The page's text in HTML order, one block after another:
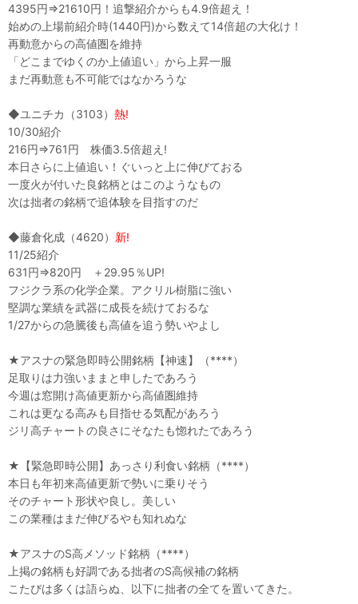
4395円⇒21610円！追撃紹介からも4.9倍超え！
始めの上場前紹介時(1440円)から数えて14倍超の大化け！
再動意からの高値圏を維持
「どこまでゆくのか上値追い」から上昇一服
まだ再動意も不可能ではなかろうな
◆ユニチカ（3103） 熱!
10/30紹介
216円⇒761円 株価3.5倍超え!
本日さらに上値追い！ぐいっと上に伸びておる
一度火が付いた良銘柄とはこのようなもの
次は拙者の銘柄で追体験を目指すのだ
◆藤倉化成（4620） 新!
11/25紹介
631円⇒820円 ＋29.95％UP!
フジクラ系の化学企業。アクリル樹脂に強い
堅調な業績を武器に成長を続けておるな
1/27からの急騰後も高値を追う勢いやよし
★アスナの緊急即時公開銘柄【神速】（****）
足取りは力強いままと申したであろう
今週は窓開け高値更新から高値圏維持
これは更なる高みも目指せる気配があろう
ジリ高チャートの良さにそなたも惚れたであろう
★【緊急即時公開】あっさり利食い銘柄（****）
本日も年初来高値更新で勢いに乗りそう
そのチャート形状や良し。美しい
この業種はまだ伸びるやも知れぬな
★アスナのS高メソッド銘柄（****）
上掲の銘柄も好調である拙者のS高候補の銘柄
こたびは多くは語らぬ、以下に拙者の全てを置いてきた。